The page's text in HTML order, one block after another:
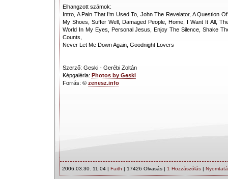
Elhangzott számok:
Intro, A Pain That I’m Used To, John The Revelator, A Question
My Shoes, Suffer Well, Damaged People, Home, I Want It All,
World In My Eyes, Personal Jesus, Enjoy The Silence, Shake
Counts,
Never Let Me Down Again, Goodnight Lovers
Szerző: Geski - Gerébi Zoltán
Képgaléria: Photos by Geski
Forrás: © zenesz.info
2006.03.30. 11:04 | Faith | 17426 Olvasás | 1 Hozzászólás |